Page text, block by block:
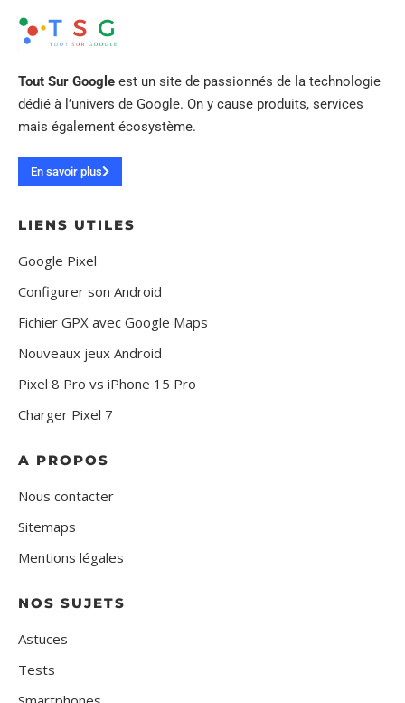
Tout Sur Google est un site de passionnés de la technologie
dédié à l’univers de Google. On y cause produits, services
mais également écosystème.
En savoir plus
LIENS UTILES
Google Pixel
Configurer son Android
Fichier GPX avec Google Maps
Nouveaux jeux Android
Pixel 8 Pro vs iPhone 15 Pro
Charger Pixel 7
A PROPOS
Nous contacter
Sitemaps
Mentions légales
NOS SUJETS
Astuces
Tests